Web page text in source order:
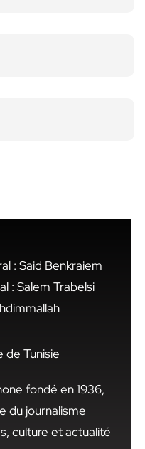
: Said Benkraiem
: Salem Trabelsi
Tunisie
fondé en 1936,
du journalisme
culture et actualité